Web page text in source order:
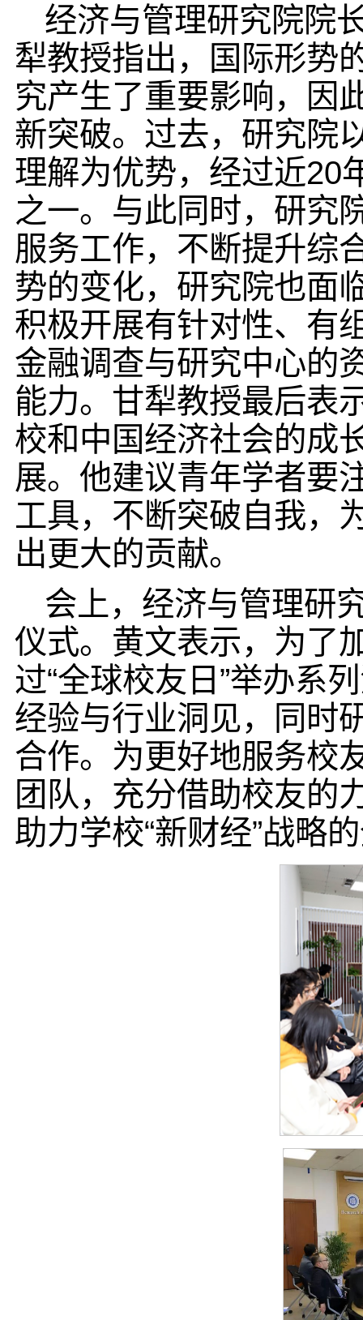
经济与管理研究院院
犁教授指出，国际形势
究产生了重要影响，因
新突破。过去，研究院
理解为优势，经过近20
之一。与此同时，研究
服务工作，不断提升综
势的变化，研究院也面
积极开展有针对性、有
金融调查与研究中心的
能力。甘犁教授最后表
校和中国经济社会的成
展。他建议青年学者要
工具，不断突破自我，
出更大的贡献。
会上，经济与管理研
仪式。黄文表示，为了
过“全球校友日”举办系
经验与行业洞见，同时
合作。为更好地服务校
团队，充分借助校友的
助力学校“新财经”战略